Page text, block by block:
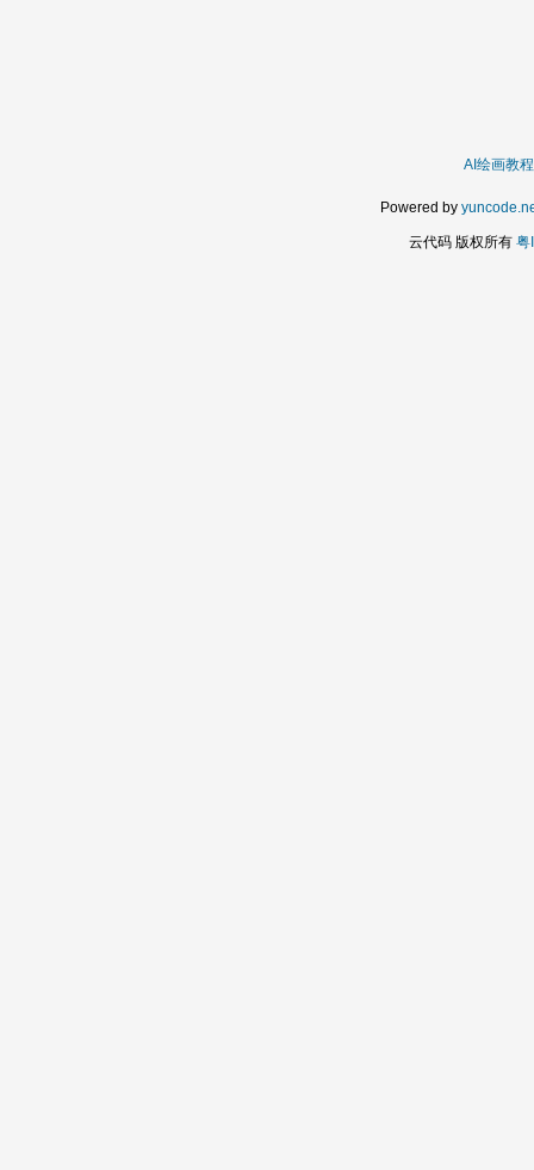
AI绘画教程
Powered by
云代码 版权所有 粤